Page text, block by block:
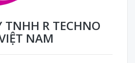
TNHH R TECHNO
NAM